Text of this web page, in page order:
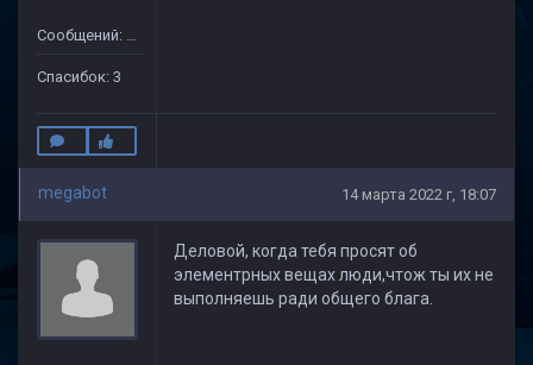
Сообщений: 41
Спасибок: 3
megabot 14 марта 2022 г, 18:07
Деловой, когда тебя просят об
элементрных вещах люди,чтож ты их не
выполняешь ради общего блага.